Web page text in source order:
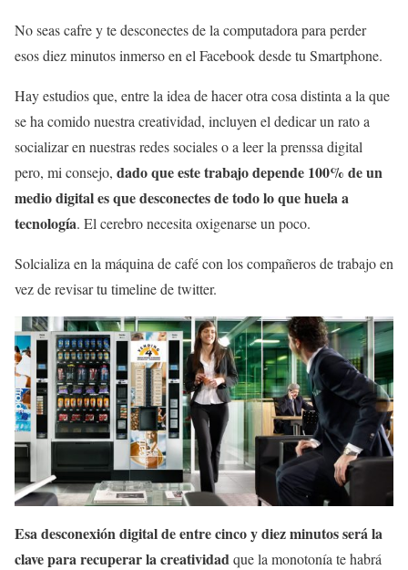
No seas cafre y te desconectes de la computadora para perder
esos diez minutos inmerso en el Facebook desde tu Smartphone.
Hay estudios que, entre la idea de hacer otra cosa distinta a la que
se ha comido nuestra creatividad, incluyen el dedicar un rato a
socializar en nuestras redes sociales o a leer la prenssa digital
pero, mi consejo, dado que este trabajo depende 100% de un
medio digital es que desconectes de todo lo que huela a
tecnología. El cerebro necesita oxigenarse un poco.
Solcializa en la máquina de café con los compañeros de trabajo en
vez de revisar tu timeline de twitter.
Esa desconexión digital de entre cinco y diez minutos será la
clave para recuperar la creatividadque la monotonía te habrá